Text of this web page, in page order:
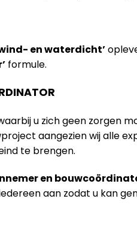
en waterdicht’
formule.
u zich geen zorgen
aangezien wij alle
te brengen.
en
aan zodat u kan